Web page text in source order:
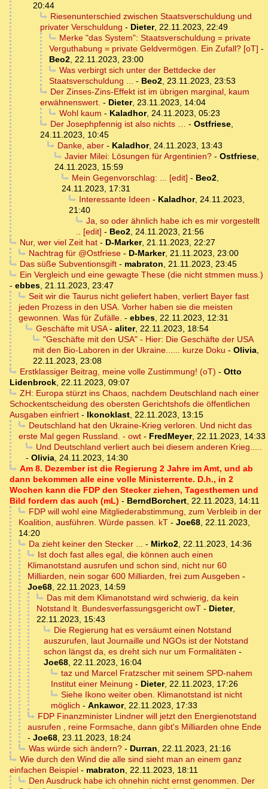
20:44
Riesenunterschied zwischen Staatsverschuldung und
privater Verschuldung - Dieter, 22.11.2023, 22:49
Merke "das System": Staatsverschuldung = private
Verguthabung = private Geldvermögen. Ein Zufall? [oT] -
Beo2, 22.11.2023, 23:00
Was verbirgt sich unter der Bettdecke der
Staatsverschuldung ... - Beo2, 23.11.2023, 23:53
Der Zinses-Zins-Effekt ist im übrigen marginal, kaum
erwähnenswert. - Dieter, 23.11.2023, 14:04
Wohl kaum - Kaladhor, 24.11.2023, 05:23
Der Josephpfennig ist also nichts … - Ostfriese,
24.11.2023, 10:45
Danke, aber- Kaladhor, 24.11.2023, 13:43
Javier Milei: Lösungen für Argentinien?- Ostfriese,
24.11.2023, 15:59
Mein Gegenvorschlag: ... [edit] - Beo2,
24.11.2023, 17:31
Interessante Ideen - Kaladhor, 24.11.2023,
21:40
Ja, so oder ähnlich habe ich es mir vorgestellt
.. [edit] - Beo2, 24.11.2023, 21:56
Nur, wer viel Zeit hat- D-Marker, 21.11.2023, 22:27
Nachtrag für @Ostfriese- D-Marker, 21.11.2023, 23:00
Das süße Subventionsgift- mabraton, 21.11.2023, 23:45
Ein Vergleich und eine gewagte These (die nicht stmmen muss.)
- ebbes, 21.11.2023, 23:47
Seit wir die Taurus nicht geliefert haben, verliert Bayer fast
jeden Prozess in den USA. Vorher haben sie die meisten
gewonnen. Was für Zufälle. - ebbes, 22.11.2023, 12:31
Geschäfte mit USA- aliter, 22.11.2023, 18:54
"Geschäfte mit den USA" - Hier: Die Geschäfte der USA
mit den Bio-Laboren in der Ukraine...... kurze Doku - Olivia,
22.11.2023, 23:08
Erstklassiger Beitrag, meine volle Zustimmung! (oT) - Otto
Lidenbrock, 22.11.2023, 09:07
ZH: Europa stürzt ins Chaos, nachdem Deutschland nach einer
Schockentscheidung des obersten Gerichtshofs die öffentlichen
Ausgaben einfriert - Ikonoklast, 22.11.2023, 13:15
Deutschland hat den Ukraine-Krieg verloren. Und nicht das
erste Mal gegen Russland. - owt - FredMeyer, 22.11.2023, 14:33
Und Deutschland verliert auch bei diesem anderen Krieg.....
- Olivia, 24.11.2023, 14:30
Am 8. Dezember ist die Regierung 2 Jahre im Amt, und ab
dann bekommen alle eine volle Ministerrente. D.h., in 2
Wochen kann die FDP den Stecker ziehen, Tagesthemen und
Bild fordern das auch (mL) - BerndBorchert, 22.11.2023, 14:11
FDP will wohl eine Mitgliederabstimmung, zum Verbleib in der
Koalition, ausführen. Würde passen. kT - Joe68, 22.11.2023,
14:20
Da zieht keiner den Stecker ... - Mirko2, 22.11.2023, 14:36
Ist doch fast alles egal, die können auch einen
Klimanotstand ausrufen und schon sind, nicht nur 60
Milliarden, nein sogar 600 Milliarden, frei zum Ausgeben -
Joe68, 22.11.2023, 14:59
Das mit dem Klimanotstand wird schwierig, da kein
Notstand lt. Bundesverfassungsgericht owT - Dieter,
22.11.2023, 15:43
Die Regierung hat es versäumt einen Notstand
auszurufen, laut Journaille und NGOs ist der Notstand
schon längst da, es dreht sich nur um Formalitäten -
Joe68, 22.11.2023, 16:04
taz und Marcel Fratzscher mit seinem SPD-nahem
Institut einer Meinung - Dieter, 22.11.2023, 17:26
Siehe Ikono weiter oben. Klimanotstand ist nicht
möglich - Ankawor, 22.11.2023, 17:33
FDP Finanzminister Lindner will jetzt den Energienotstand
ausrufen , reine Formsache, dann gibt's Milliarden ohne Ende
- Joe68, 23.11.2023, 18:24
Was würde sich ändern?- Durran, 22.11.2023, 21:16
Wie durch den Wind die alle sind sieht man an einem ganz
einfachen Beispiel - mabraton, 22.11.2023, 18:11
Den Ausdruck habe ich ohnehin nicht ernst genommen. Der